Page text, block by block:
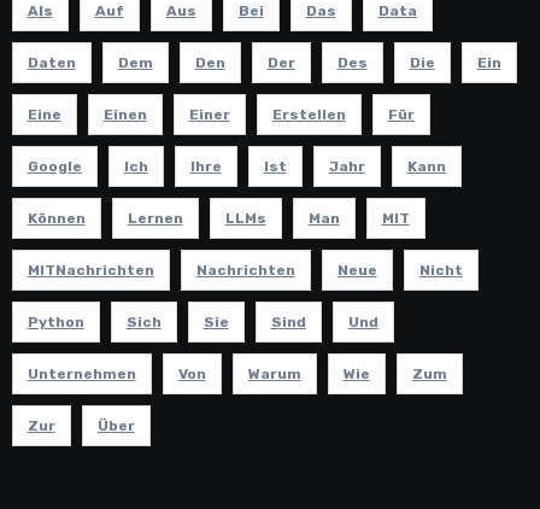
Als Auf Aus Bei Das Data
Daten Dem Den Der Des Die Ein
Eine Einen Einer Erstellen Für
Google Ich Ihre Ist Jahr Kann
Können Lernen LLMs Man MIT
MITNachrichten Nachrichten Neue Nicht
Python Sich Sie Sind Und
Unternehmen Von Warum Wie Zum
Zur Über